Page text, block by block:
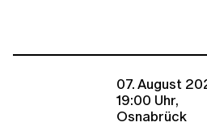
07. August
19:00 Uhr,
Osnabrück